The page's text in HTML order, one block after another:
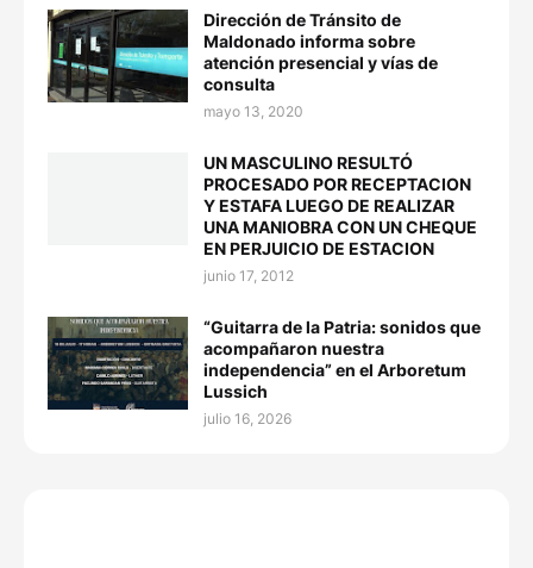
Dirección de Tránsito de
Maldonado informa sobre
atención presencial y vías de
consulta
mayo 13, 2020
UN MASCULINO RESULTÓ
PROCESADO POR RECEPTACION
Y ESTAFA LUEGO DE REALIZAR
UNA MANIOBRA CON UN CHEQUE
EN PERJUICIO DE ESTACION
junio 17, 2012
“Guitarra de la Patria: sonidos que
acompañaron nuestra
independencia” en el Arboretum
Lussich
julio 16, 2026